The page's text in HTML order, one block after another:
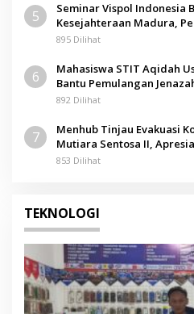
5
Seminar Vispol Indonesia
Kesejahteraan Madura,
Kunci
895 Dilihat
6
Mahasiswa STIT Aqidah
Bantu Pemulangan
892 Dilihat
7
Menhub Tinjau Evakuasi
Mutiara Sentosa II,
Sumenep
853 Dilihat
TEKNOLOGI